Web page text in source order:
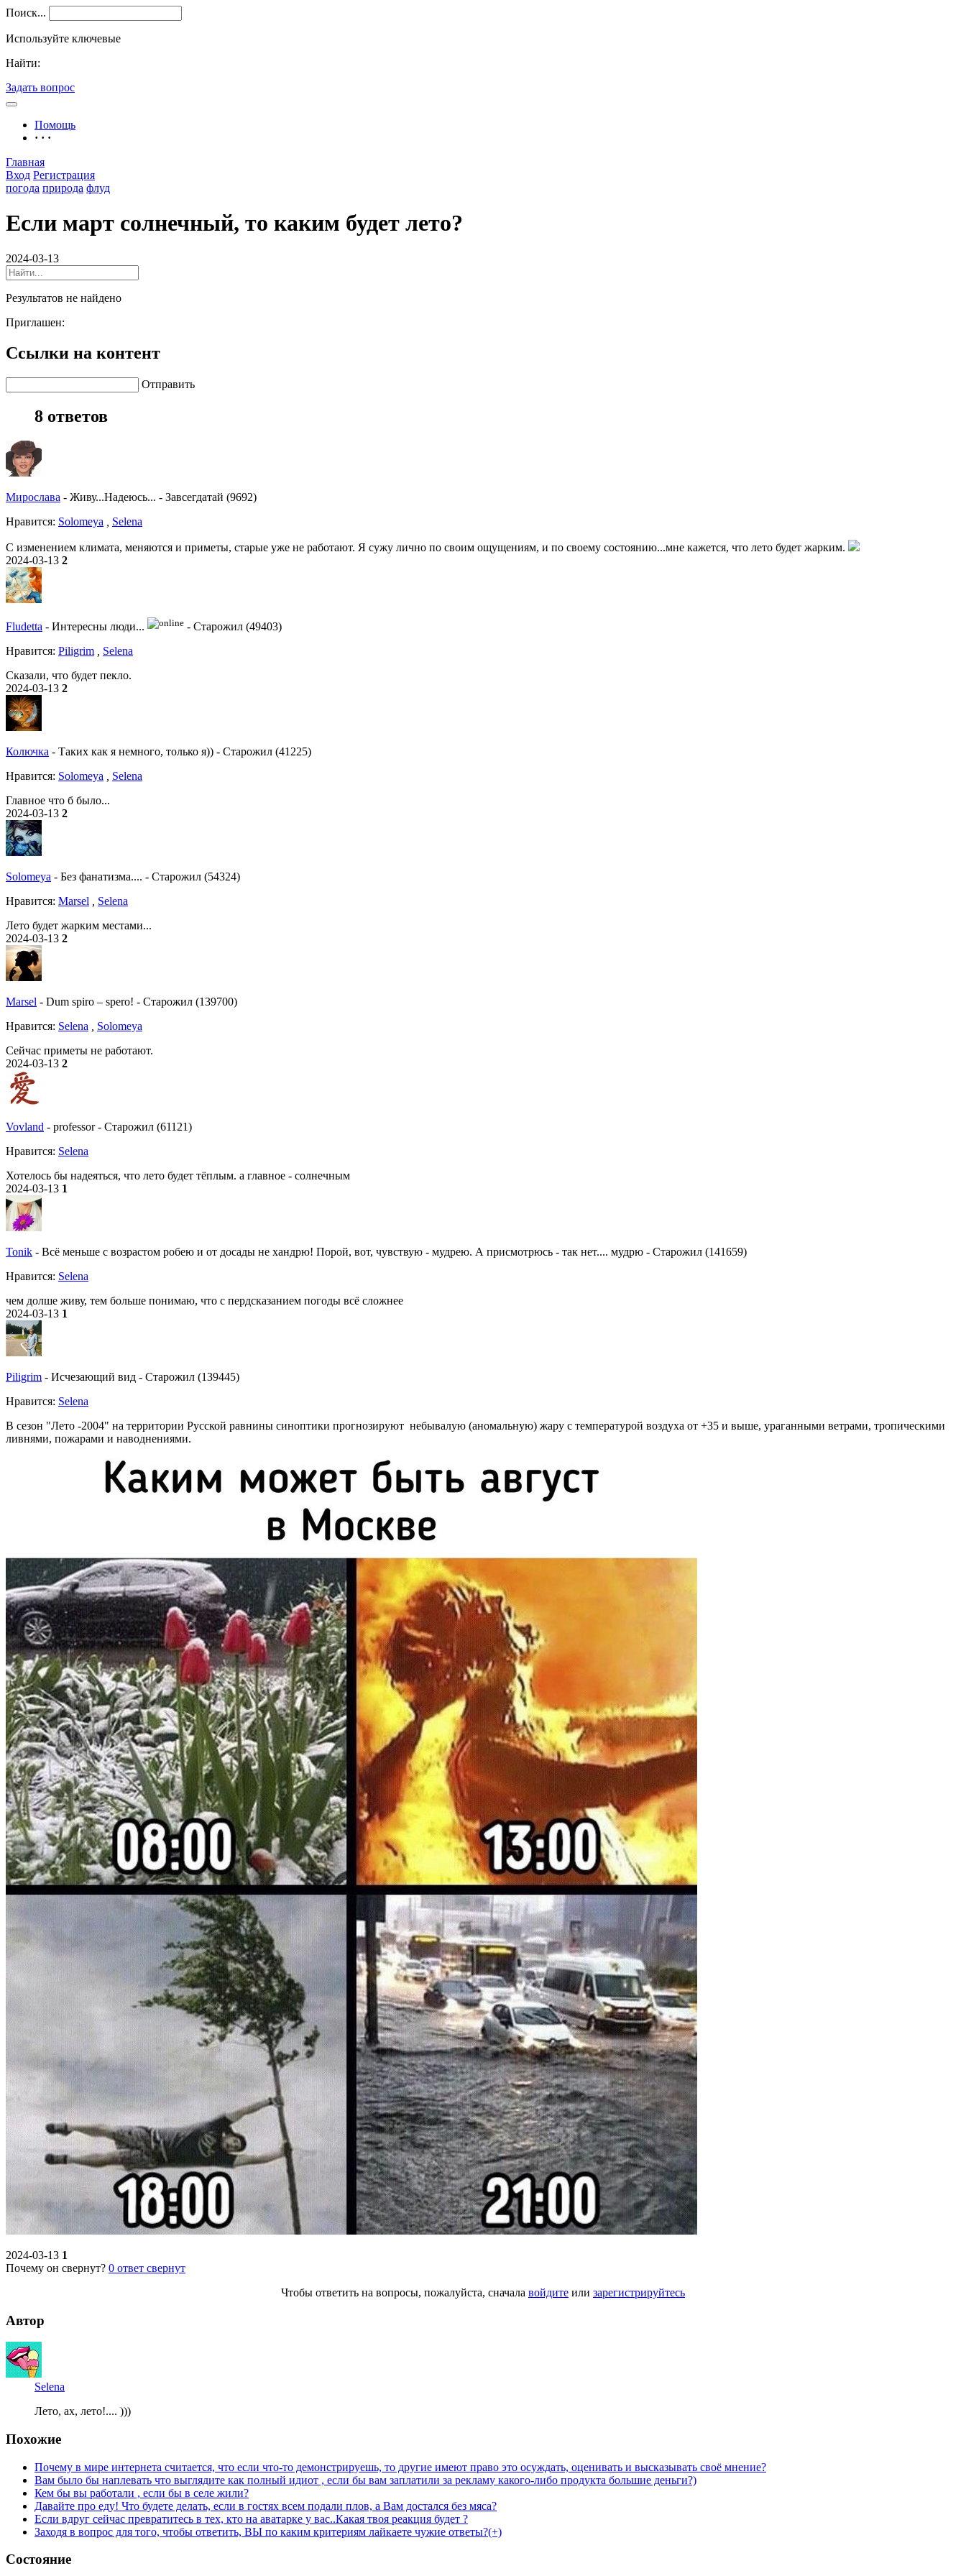
Поиск...
Используйте ключевые
Найти:
Задать вопрос
Помощь
· · ·
Главная
Вход Регистрация
погода природа флуд
Если март солнечный, то каким будет лето?
2024-03-13
Результатов не найдено
Приглашен:
Ссылки на контент
Отправить
8 ответов
Мирослава - Живу...Надеюсь... - Завсегдатай (9692)
Нравитcя: Solomeya Selena
C изменением климата, меняются и приметы, старые уже не работают. Я сужу лично по своим ощущениям, и по своему состоянию...мне кажется, что лето будет жарким.
2024-03-13 2
Fludetta - Интересны люди... - Старожил (49403)
Нравитcя: Piligrim
Selena
Сказали, что будет пекло.
2024-03-13 2
Колючка - Таких как я немного, только я)) - Старожил (41225)
Нравитcя: Solomeya
Selena
Главное что б было...
2024-03-13 2
Solomeya - Без фанатизма.... - Старожил (54324)
Нравитcя: Marsel
Selena
Лето будет жарким местами...
2024-03-13 2
Marsel - Dum spiro – spero! - Старожил (139700)
Нравитcя: Selena
Solomeya
Сейчас приметы не работают.
2024-03-13 2
Vovland - professor - Старожил (61121)
Нравитcя: Selena
Хотелось бы надеяться, что лето будет тёплым. а главное - солнечным
2024-03-13 1
Tonik - Всё меньше с возрастом робею и от досады не хандрю! Порой, вот, чувствую - мудрею. А присмотрюсь - так нет.... мудрю - Старожил (141659)
Нравитcя: Selena
чем долше живу, тем больше понимаю, что с пердсказанием погоды всё сложнее
2024-03-13 1
Piligrim - Исчезающий вид - Старожил (139445)
Нравитcя: Selena
В сезон "Лето -2004" на территории Русской равнины синоптики прогнозируют небывалую (аномальную) жару с температурой воздуха от +35 и выше, ураганными ветрами, тропическими
ливнями, пожарами и наводнениями.
2024-03-13 1
Почему он свернут? 0 ответ свернут
Чтобы ответить на вопросы, пожалуйста, сначала войдите или зарегистрируйтесь
Автор
Selena
Лето, ах, лето!.... )))
Похожие
Почему в мире интернета считается, что если что-то демонстрируешь, то другие имеют право это осуждать, оценивать и высказывать своё мнение?
Вам было бы наплевать что выглядите как полный идиот , если бы вам заплатили за рекламу какого-либо продукта большие деньги?)
Кем бы вы работали , если бы в селе жили?
Давайте про еду! Что будете делать, если в гостях всем подали плов, а Вам достался без мяса?
Если вдруг сейчас превратитесь в тех, кто на аватарке у вас..Какая твоя реакция будет ?
Заходя в вопрос для того, чтобы ответить, ВЫ по каким критериям лайкаете чужие ответы?(+)
Состояние